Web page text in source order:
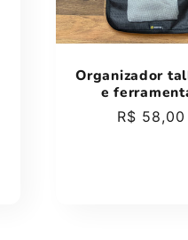
Organizador
e
Preço
R$ 58,00